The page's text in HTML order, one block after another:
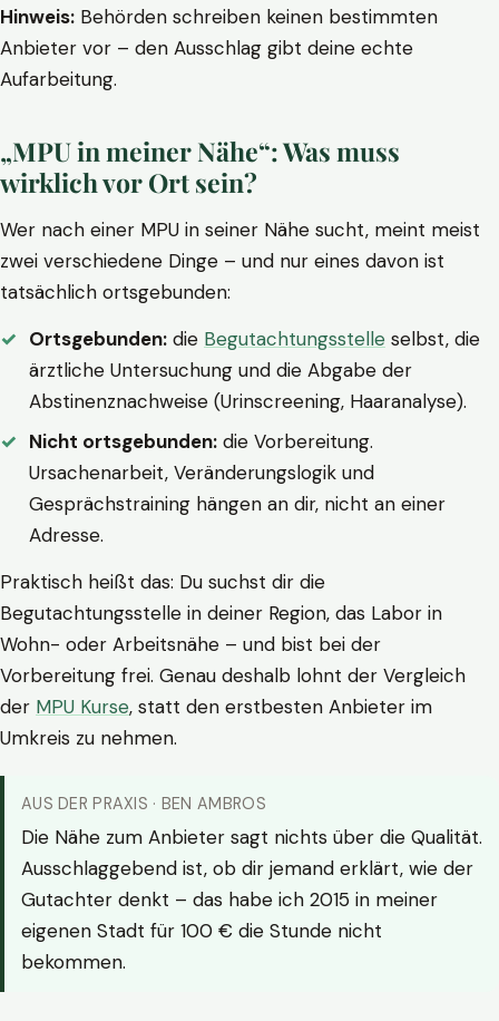
Hinweis: Behörden schreiben keinen bestimmten
Anbieter vor – den Ausschlag gibt deine echte
Aufarbeitung.
„MPU in meiner Nähe“: Was muss
wirklich vor Ort sein?
Wer nach einer MPU in seiner Nähe sucht, meint meist
zwei verschiedene Dinge – und nur eines davon ist
tatsächlich ortsgebunden:
Ortsgebunden: die Begutachtungsstelle selbst, die
ärztliche Untersuchung und die Abgabe der
Abstinenznachweise (Urinscreening, Haaranalyse).
Nicht ortsgebunden: die Vorbereitung.
Ursachenarbeit, Veränderungslogik und
Gesprächstraining hängen an dir, nicht an einer
Adresse.
Praktisch heißt das: Du suchst dir die
Begutachtungsstelle in deiner Region, das Labor in
Wohn- oder Arbeitsnähe – und bist bei der
Vorbereitung frei. Genau deshalb lohnt der Vergleich
der MPU Kurse, statt den erstbesten Anbieter im
Umkreis zu nehmen.
AUS DER PRAXIS · BEN AMBROS
Die Nähe zum Anbieter sagt nichts über die Qualität.
Ausschlaggebend ist, ob dir jemand erklärt, wie der
Gutachter denkt – das habe ich 2015 in meiner
eigenen Stadt für 100 € die Stunde nicht
bekommen.